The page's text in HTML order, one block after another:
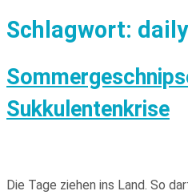
Schlagwort:
Sukkulentenkrise
Die Tage ziehen ins Land. So